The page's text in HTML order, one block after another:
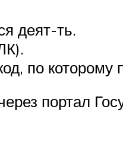
деят-ть.
по
портал